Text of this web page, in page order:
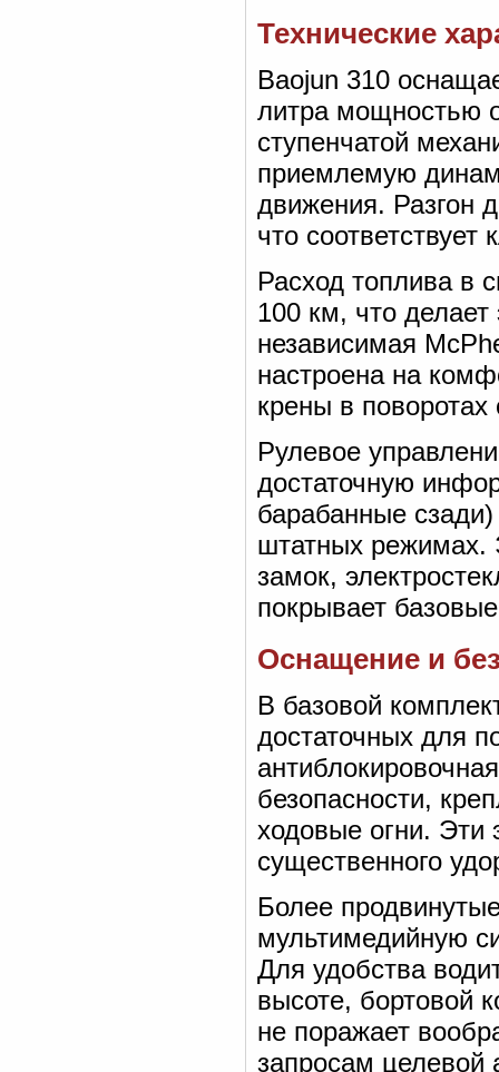
Технические
Baojun 310
литра мощностью
ступенчатой
приемлемую
движения. Разгон
что
Расход топлива в
100 км, что
независимая
настроена на
крены в
Рулевое
достаточную
барабанные
штатных режимах.
замок,
покрывает
Оснащение и
В базовой
достаточных для
безопасности,
ходовые огни.
существенного
Более
мультимедийную
Для удобства
высоте, бортовой
не поражает
запросам целевой